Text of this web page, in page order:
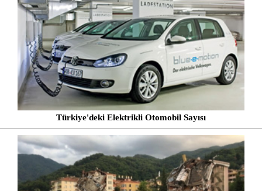
Türkiye'deki Elektrikli Otomobil Sayısı